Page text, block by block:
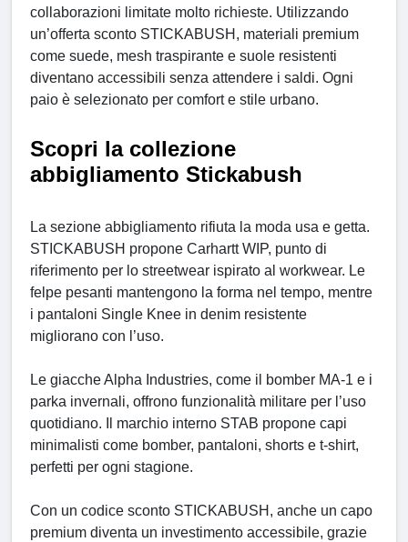
collaborazioni limitate molto richieste. Utilizzando
un’offerta sconto STICKABUSH, materiali premium
come suede, mesh traspirante e suole resistenti
diventano accessibili senza attendere i saldi. Ogni
paio è selezionato per comfort e stile urbano.
Scopri la collezione
abbigliamento Stickabush
La sezione abbigliamento rifiuta la moda usa e getta.
STICKABUSH propone Carhartt WIP, punto di
riferimento per lo streetwear ispirato al workwear. Le
felpe pesanti mantengono la forma nel tempo, mentre
i pantaloni Single Knee in denim resistente
migliorano con l’uso.
Le giacche Alpha Industries, come il bomber MA-1 e i
parka invernali, offrono funzionalità militare per l’uso
quotidiano. Il marchio interno STAB propone capi
minimalisti come bomber, pantaloni, shorts e t-shirt,
perfetti per ogni stagione.
Con un codice sconto STICKABUSH, anche un capo
premium diventa un investimento accessibile, grazie